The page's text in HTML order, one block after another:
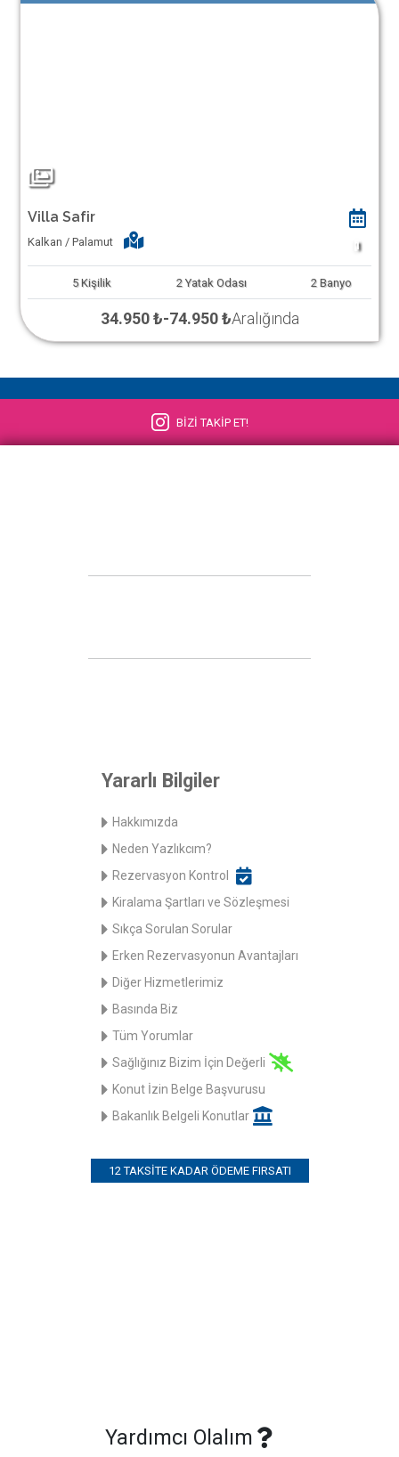
Villa Safir
Kalkan / Palamut 1
5 Kişilik 2 Yatak Odası 2 Banyo
34.950 ₺-74.950 ₺Aralığında
BİZİ TAKİP ET!
Yararlı Bilgiler
Hakkımızda
Neden Yazlıkcım?
Rezervasyon Kontrol
Kiralama Şartları ve Sözleşmesi
Sıkça Sorulan Sorular
Erken Rezervasyonun Avantajları
Diğer Hizmetlerimiz
Basında Biz
Tüm Yorumlar
Sağlığınız Bizim İçin Değerli
Konut İzin Belge Başvurusu
Bakanlık Belgeli Konutlar
12 TAKSITE KADAR ÖDEME FIRSATI
Yardımcı Olalım